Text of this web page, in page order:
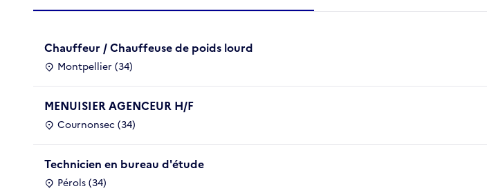
Chauffeur / Chauffeuse de poids lourd
Montpellier (34)
MENUISIER AGENCEUR H/F
Cournonsec (34)
Technicien en bureau d'étude
Pérols (34)